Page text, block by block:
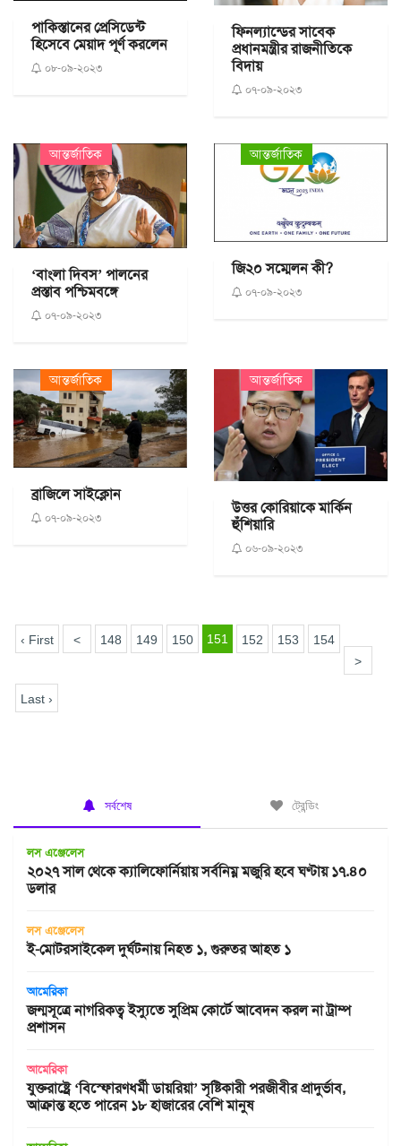
পাকিস্তানের প্রেসিডেন্ট
হিসেবে মেয়াদ পূর্ণ করলেন
০৮-০৯-২০২৩
ফিনল্যান্ডের সাবেক
প্রধানমন্ত্রীর রাজনীতিকে
বিদায়
০৭-০৯-২০২৩
আন্তর্জাতিক
‘বাংলা দিবস’ পালনের
প্রস্তাব পশ্চিমবঙ্গে
০৭-০৯-২০২৩
আন্তর্জাতিক
জি২০ সম্মেলন কী?
০৭-০৯-২০২৩
আন্তর্জাতিক
ব্রাজিলে সাইক্লোন
০৭-০৯-২০২৩
আন্তর্জাতিক
উত্তর কোরিয়াকে মার্কিন
হুঁশিয়ারি
০৬-০৯-২০২৩
‹ First < 148 149 150 151 152 153
154
>
Last ›
সর্বশেষ ট্রেন্ডিং
লস এঞ্জেলেস
২০২৭ সাল থেকে ক্যালিফোর্নিয়ায় সর্বনিম্ন মজুরি হবে ঘণ্টায় ১৭.৪০
ডলার
লস এঞ্জেলেস
ই-মোটরসাইকেল দুর্ঘটনায় নিহত ১, গুরুতর আহত ১
আমেরিকা
জন্মসূত্রে নাগরিকত্ব ইস্যুতে সুপ্রিম কোর্টে আবেদন করল না ট্রাম্প
প্রশাসন
আমেরিকা
যুক্তরাষ্ট্রে ‘বিস্ফোরণধর্মী ডায়রিয়া’ সৃষ্টিকারী পরজীবীর প্রাদুর্ভাব,
আক্রান্ত হতে পারেন ১৮ হাজারের বেশি মানুষ